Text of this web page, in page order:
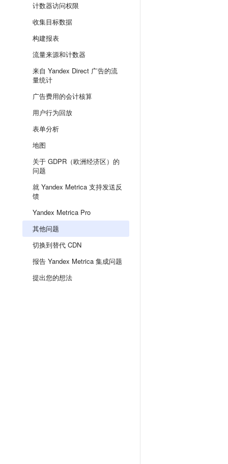
计数器访问权限
收集目标数据
构建报表
流量来源和计数器
来自 Yandex Direct 广告的流
量统计
广告费用的会计核算
用户行为回放
表单分析
地图
关于 GDPR（欧洲经济区）的
问题
就 Yandex Metrica 支持发送反
馈
Yandex Metrica Pro
其他问题
切换到替代 CDN
报告 Yandex Metrica 集成问题
提出您的想法